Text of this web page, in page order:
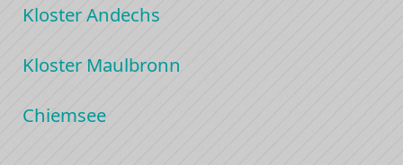
Kloster Andechs
Kloster Maulbronn
Chiemsee